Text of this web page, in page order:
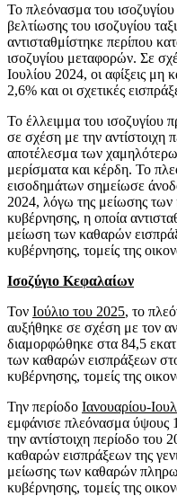
Το πλεόνασμα του
βελτίωσης του ισοζυγίου
αντισταθμίστηκε περίπου
ισοζυγίου μεταφορών. Σε
Ιουλίου 2024, οι αφίξεις μη
2,6% και οι σχετικές
Το έλλειμμα του ισοζυγίου
σε σχέση με την αντίστοιχη
αποτέλεσμα των
μερίσματα και κέρδη. Το
εισοδημάτων σημείωσε
2024, λόγω της μείωσης
κυβέρνησης, η οποία
μείωση των καθαρών
κυβέρνησης, τομείς της
Ισοζύγιο Κεφαλαίων
Τον Ιούλιο του 2025, το
αυξήθηκε σε σχέση με τον
διαμορφώθηκε στα 84,5
των καθαρών εισπράξεων
κυβέρνησης, τομείς της
Την περίοδο Ιανουαρίου-
εμφάνισε πλεόνασμα ύψους
την αντίστοιχη περίοδο
καθαρών εισπράξεων της
μείωσης των καθαρών
κυβέρνησης, τομείς της